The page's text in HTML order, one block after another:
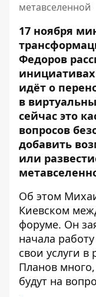
метавселенной
17 ноября
Федоров
идёт о
в
сейчас это
вопросов
добавить
или
Об этом
Киевском
форуме. Он
начала
свои услуги в
Планов
будут на